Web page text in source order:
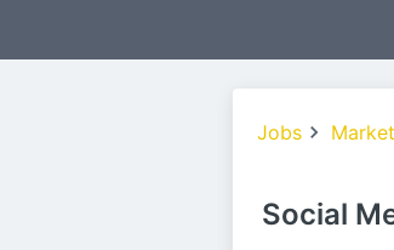
Jobs
Social